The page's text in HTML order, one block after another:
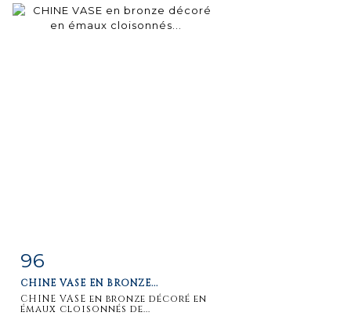
Item detail
96
CHINE VASE EN BRONZE...
CHINE VASE en bronze décoré en
émaux cloisonnés de...